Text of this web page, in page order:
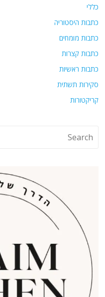
כללי
כתבות היסטוריה
כתבות מומחים
כתבות קצרות
כתבות ראשיות
סקירות תשתית
קריקטורות